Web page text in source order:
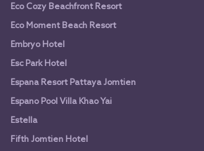
Eco Cozy Beachfront Resort
Eco Moment Beach Resort
Embryo Hotel
Esc Park Hotel
Espana Resort Pattaya Jomtien
Espano Pool Villa Khao Yai
Estella
Fifth Jomtien Hotel